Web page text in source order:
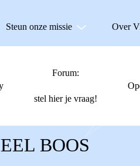
Steun onze missie Over
Forum:
stel hier je vraag!
BOOS